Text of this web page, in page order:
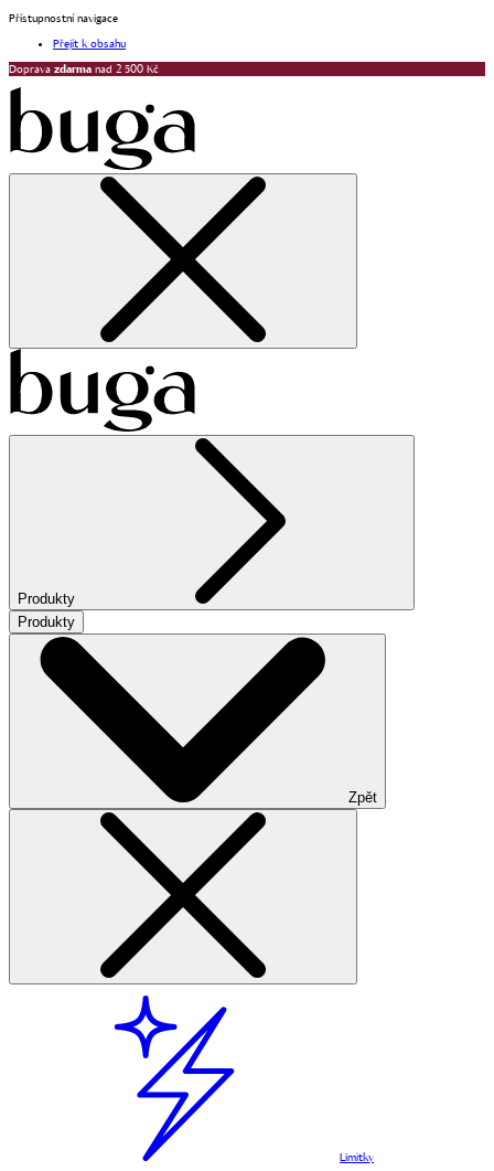
Přístupnostní navigace
Přejít k obsahu
Doprava zdarma nad 2 500 Kč
Produkty
Produkty
Zpět
Limitky